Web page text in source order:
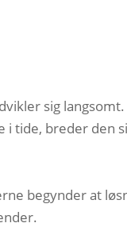
sig
tide, breder den
begynder at